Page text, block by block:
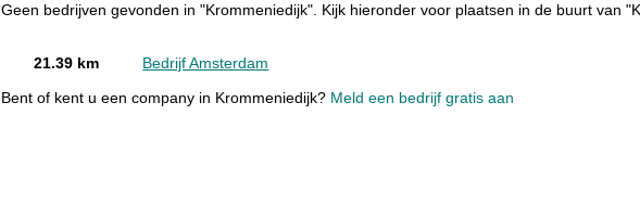
Geen bedrijven gevonden in "Krommeniedijk". Kijk hieronder voor plaatsen in de buurt van
21.39 km Bedrijf Amsterdam
Bent of kent u een company in Krommeniedijk? Meld een bedrijf gratis aan